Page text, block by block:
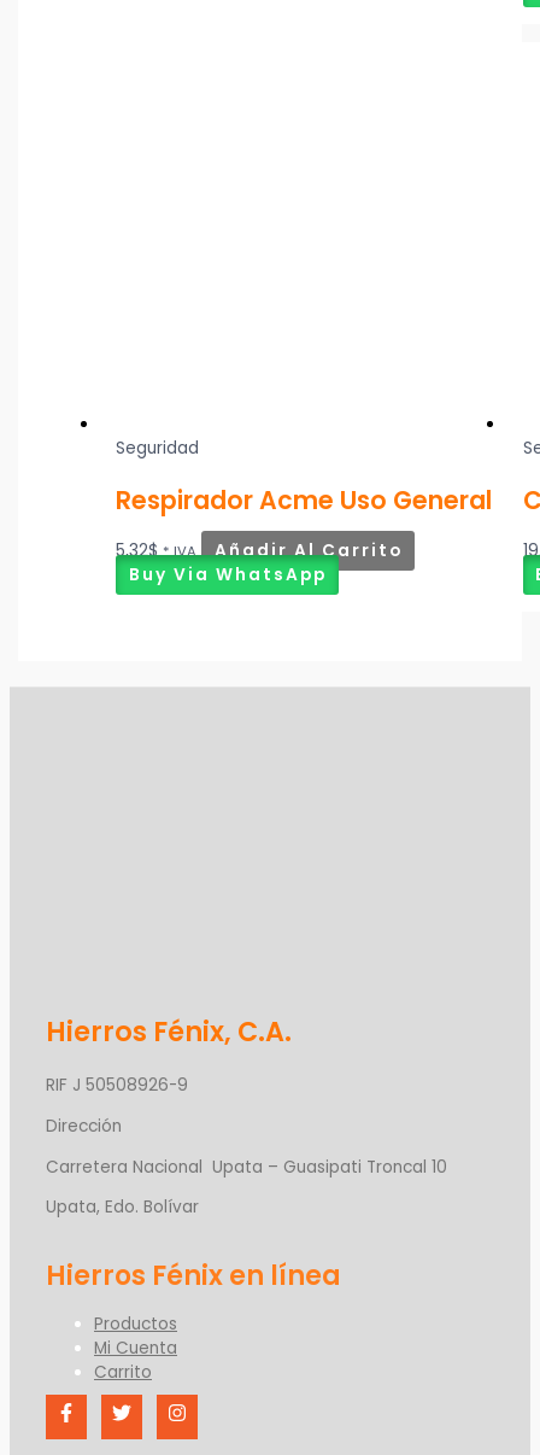
Seguridad
Respirador Acme Uso General
5,32$ * IVA
Añadir Al Carrito
Buy Via WhatsApp
Hierros Fénix, C.A.
RIF J 50508926-9
Dirección
Carretera Nacional Upata – Guasipati Troncal 10
Upata, Edo. Bolívar
Productos
Mi Cuenta
Carrito